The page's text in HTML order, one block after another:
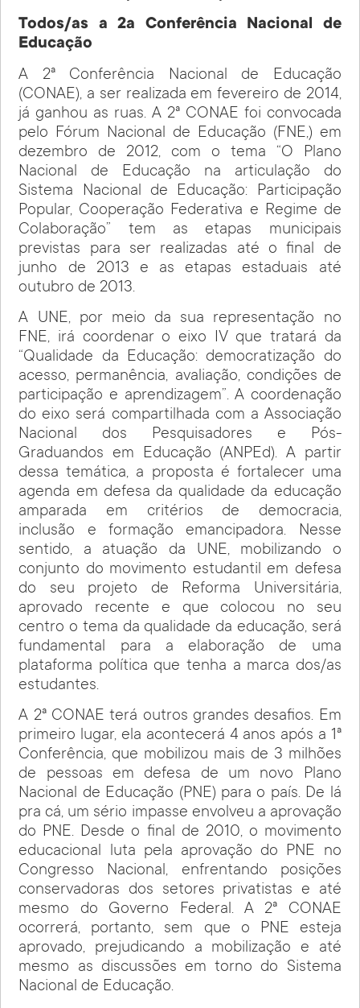
Todos/as a 2a Conferência Nacional de
Educação
A 2ª Conferência Nacional de Educação
(CONAE), a ser realizada em fevereiro de 2014,
já ganhou as ruas. A 2ª CONAE foi convocada
pelo Fórum Nacional de Educação (FNE,) em
dezembro de 2012, com o tema “O Plano
Nacional de Educação na articulação do
Sistema Nacional de Educação: Participação
Popular, Cooperação Federativa e Regime de
Colaboração” tem as etapas municipais
previstas para ser realizadas até o final de
junho de 2013 e as etapas estaduais até
outubro de 2013.
A UNE, por meio da sua representação no
FNE, irá coordenar o eixo IV que tratará da
“Qualidade da Educação: democratização do
acesso, permanência, avaliação, condições de
participação e aprendizagem”. A coordenação
do eixo será compartilhada com a Associação
Nacional dos Pesquisadores e Pós-
Graduandos em Educação (ANPEd). A partir
dessa temática, a proposta é fortalecer uma
agenda em defesa da qualidade da educação
amparada em critérios de democracia,
inclusão e formação emancipadora. Nesse
sentido, a atuação da UNE, mobilizando o
conjunto do movimento estudantil em defesa
do seu projeto de Reforma Universitária,
aprovado recente e que colocou no seu
centro o tema da qualidade da educação, será
fundamental para a elaboração de uma
plataforma política que tenha a marca dos/as
estudantes.
A 2ª CONAE terá outros grandes desafios. Em
primeiro lugar, ela acontecerá 4 anos após a 1ª
Conferência, que mobilizou mais de 3 milhões
de pessoas em defesa de um novo Plano
Nacional de Educação (PNE) para o país. De lá
pra cá, um sério impasse envolveu a aprovação
do PNE. Desde o final de 2010, o movimento
educacional luta pela aprovação do PNE no
Congresso Nacional, enfrentando posições
conservadoras dos setores privatistas e até
mesmo do Governo Federal. A 2ª CONAE
ocorrerá, portanto, sem que o PNE esteja
aprovado, prejudicando a mobilização e até
mesmo as discussões em torno do Sistema
Nacional de Educação.